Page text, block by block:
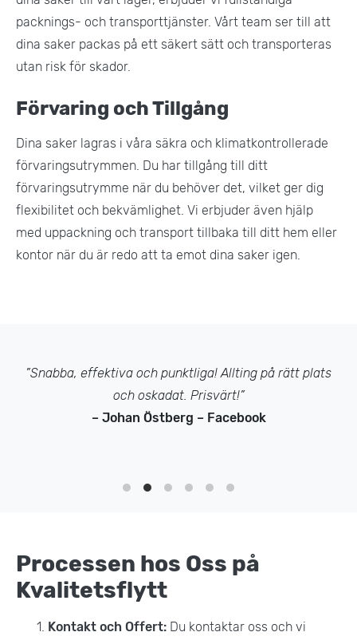
packnings- och transporttjänster. Vårt team ser till att
dina saker packas på ett säkert sätt och transporteras
utan risk för skador​.
Förvaring och Tillgång
Dina saker lagras i våra säkra och klimatkontrollerade
förvaringsutrymmen. Du har tillgång till ditt
förvaringsutrymme när du behöver det, vilket ger dig
flexibilitet och bekvämlighet. Vi erbjuder även hjälp
med uppackning och transport tillbaka till ditt hem eller
kontor när du är redo att ta emot dina saker igen​.
”Snabba, effektiva och punktliga! Allting på rätt plats
och oskadat. Prisvärt!”
– Johan Östberg – Facebook
Processen hos Oss på
Kvalitetsflytt
Kontakt och Offert: Du kontaktar oss och vi